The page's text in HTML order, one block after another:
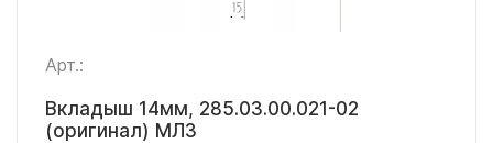
Арт.:
Вкладыш 14мм, 285.03.00.021-02
(оригинал) МЛЗ